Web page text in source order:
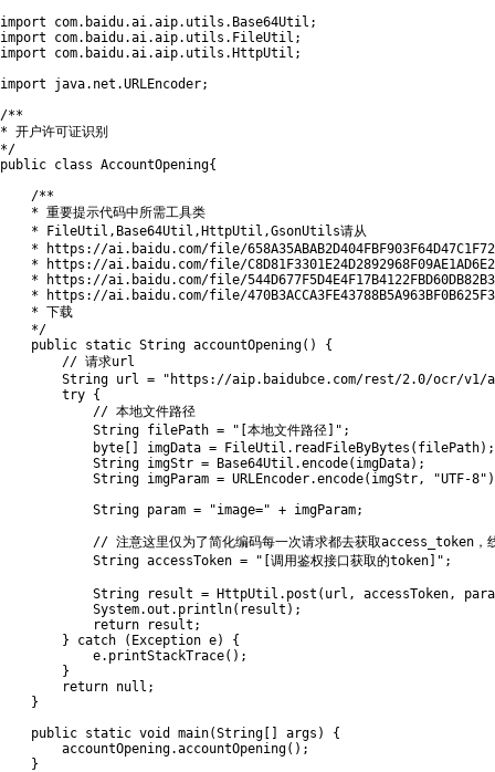
import
com. baidu.ai.aip. utils . Base64Util ;
import
com. baidu.ai.aip. utils . FileUtil ;
import
com. baidu.ai.aip. utils . HttpUtil ;
import
java. net .URLEncoder;
/**
* 开户许可证识别
*/
public class AccountOpening{
/**
    * 重要提示代码中所需工具类
    * FileUtil,Base64Util,HttpUtil,GsonUtils请从
    * https://ai.baidu.com/file/658A35ABAB2D404FBF903F64D47C1F72
    * https://ai.baidu.com/file/C8D81F3301E24D2892968F09AE1AD6E2
    * https://ai.baidu.com/file/544D677F5D4E4F17B4122FBD60DB82B3
    * https://ai.baidu.com/file/470B3ACCA3FE43788B5A963BF0B625F3
    * 下载
    */
public static String accountOpening( )
{
// 请求url
String url =
"https://aip.baidubce.com/rest/2.0/ocr/v1/
try {
// 本地文件路径
String filePath = "[本地文件路径]" ;
byte
imgData = FileUtil . readFileByBytes ( filePath) ;
String imgStr = Base64Util .encode( imgData) ;
String imgParam = URLEncoder.encode( imgStr, "UTF-8" )
String param = "image=" + imgParam;
// 注意这里仅为了简化编码每一次请求都去获取access_token，
String accessToken = "[调用鉴权接口获取的token]" ;
String result = HttpUtil . post ( url , accessToken,
System.out . println( result ) ;
return result ;
}
catch ( Exception e)
{
            e
. printStackTrace( ) ;
}
return null ;
}
public static void main(String args )
{
        accountOpening
.accountOpening( ) ;
}